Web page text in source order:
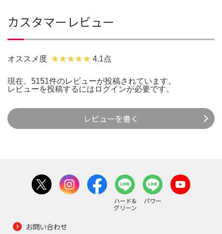
カスタマーレビュー
オススメ度 4.1点
現在、5151件のレビューが投稿されています。
レビューを投稿するには ログインが必要です。
レビューを書く
ハード&
グリーン
パワー
お問い合わせ